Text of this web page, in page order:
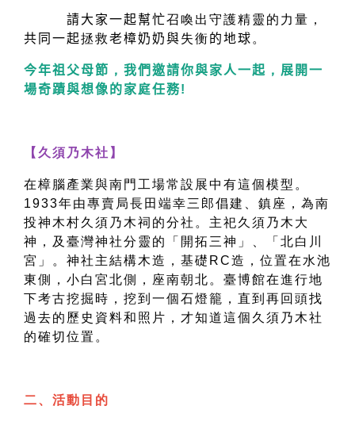
請大家一起幫忙召喚出守護精靈的力量，
共同一起拯救老樟奶奶與失衡的地球 。
今年祖父母節 ， 我們邀請你與家人一起 ， 展開一
場奇蹟與想像的家庭任務!
【久須乃木社】
在樟腦產業與南門工場常設展中有這個模型。
1933年由專賣局長田端幸三郎倡建、鎮座，為南
投神木村久須乃木祠的分社。主祀久須乃木大
神，及臺灣神社分靈的「開拓三神」、「北白川
宮」。神社主結構木造，基礎RC造，位置在水池
東側，小白宮北側，座南朝北。臺博館在進行地
下考古挖掘時，挖到一個石燈籠，直到再回頭找
過去的歷史資料和照片，才知道這個久須乃木社
的確切位置。
二、活動目的